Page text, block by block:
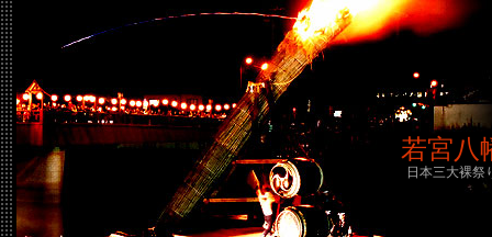
若宮八
日本三大裸祭